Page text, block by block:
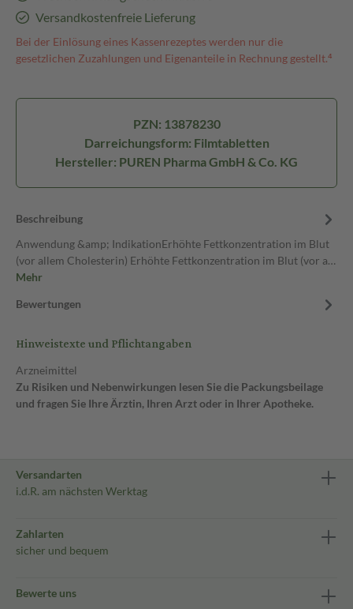
Versandkostenfreie Lieferung
Bei der Einlösung eines Kassenrezeptes werden nur die
gesetzlichen Zuzahlungen und Eigenanteile in Rechnung gestellt.⁴
PZN: 13878230
Darreichungsform: Filmtabletten
Hersteller: PUREN Pharma GmbH & Co. KG
Beschreibung
Anwendung &amp; IndikationErhöhte Fettkonzentration im Blut
(vor allem Cholesterin) Erhöhte Fettkonzentration im Blut (vor a…
Mehr
Bewertungen
Hinweistexte und Pflichtangaben
Arzneimittel
Zu Risiken und Nebenwirkungen lesen Sie die Packungsbeilage
und fragen Sie Ihre Ärztin, Ihren Arzt oder in Ihrer Apotheke.
Versandarten
i.d.R. am nächsten Werktag
Zahlarten
sicher und bequem
Bewerte uns